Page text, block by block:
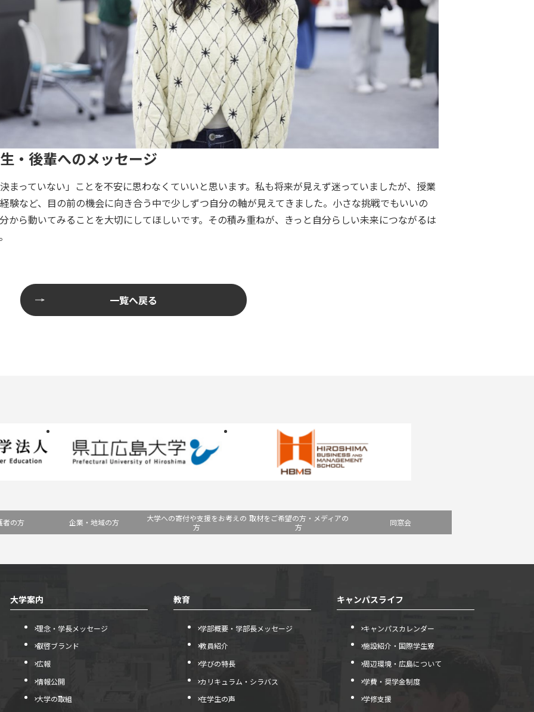
・後輩へのメッセージ
まっていない」ことを不安に思わなくていいと思います。私も将来が見えず迷っていましたが、授業
験など、目の前の機会に向き合う中で少しずつ自分の軸が見えてきました。小さな挑戦でもいいの
から動いてみることを大切にしてほしいです。その積み重ねが、きっと自分らしい未来につながるは
一覧へ戻る
者の方 企業・地域の方
大学への寄付や支援をお考えの
方
取材をご希望の方・メディアの
方
同窓会
大学案内
理念・学長メッセージ
叡啓ブランド
広報
情報公開
大学の取組
教育
学部概要・学部長メッセージ
教員紹介
学びの特長
カリキュラム・シラバス
在学生の声
キャンパスライフ
キャンパスカレンダー
施設紹介・国際学生寮
周辺環境・広島について
学費・奨学金制度
学修支援